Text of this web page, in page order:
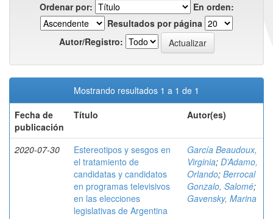
Ordenar por:
En orden:
Resultados por página
Autor/Registro:
Mostrando resultados 1 a 1 de 1
Fecha de
publicación
Título Autor(es)
2020-07-30
Estereotipos y sesgos en
el tratamiento de
candidatas y candidatos
en programas televisivos
en las elecciones
legislativas de Argentina
García Beaudoux,
Virginia; D’Adamo,
Orlando; Berrocal
Gonzalo, Salomé;
Gavensky, Marina